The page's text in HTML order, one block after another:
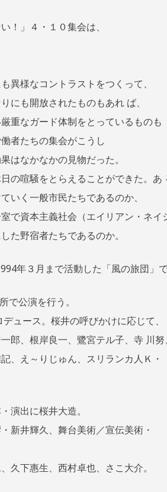
！」４・１０集会は、
異様なコントラストをつくって、
にも開放されたものもあれ ば、
重なガード体制をとっているものも
者たちの集会がこうし
はなかなかの見物だった。
の喧騒をとらえることができた。あ
いく一般市民たちであるのか、
で資本主義社会（エイリアン・ネイ
た野宿者たちであるのか。
年３月まで活動した「風の旅団」で
で公演を行う。
ュース。桜井の呼びかけに応じて、
郎、根岸良一、鷺宮テル子、寺 川努
、え～りじゅん、スリランカ人Ｋ・
演出に桜井大造。
新井輝久、舞台美術／宣伝美術・
久下惠生、西村卓也、さこ大介。